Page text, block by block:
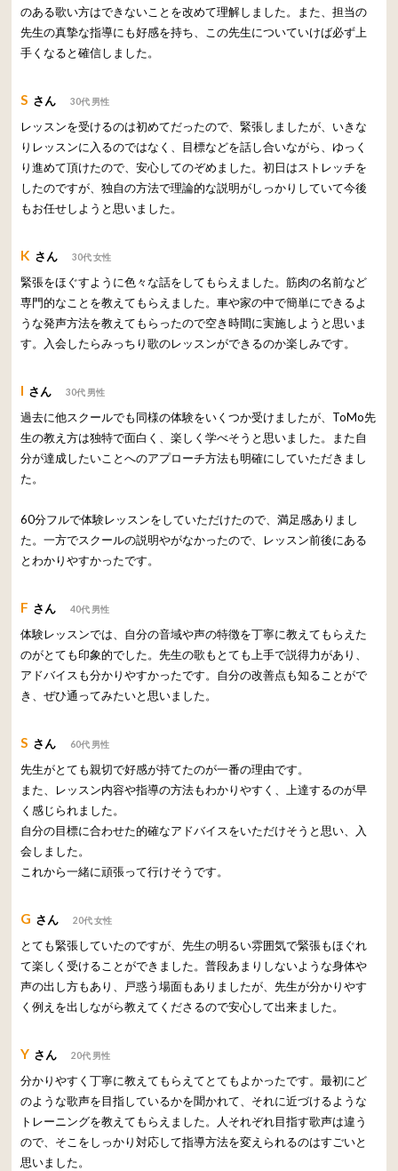
のある歌い方はできないことを改めて理解しました。また、担当の
先生の真摯な指導にも好感を持ち、この先生についていけば必ず上
手くなると確信しました。
S さん 30代 男性
レッスンを受けるのは初めてだったので、緊張しましたが、いきな
りレッスンに入るのではなく、目標などを話し合いながら、ゆっく
り進めて頂けたので、安心してのぞめました。初日はストレッチを
したのですが、独自の方法で理論的な説明がしっかりしていて今後
もお任せしようと思いました。
K さん 30代 女性
緊張をほぐすように色々な話をしてもらえました。筋肉の名前など
専門的なことを教えてもらえました。車や家の中で簡単にできるよ
うな発声方法を教えてもらったので空き時間に実施しようと思いま
す。入会したらみっちり歌のレッスンができるのか楽しみです。
I さん 30代 男性
過去に他スクールでも同様の体験をいくつか受けましたが、ToMo先
生の教え方は独特で面白く、楽しく学べそうと思いました。また自
分が達成したいことへのアプローチ方法も明確にしていただきまし
た。
60分フルで体験レッスンをしていただけたので、満足感ありまし
た。一方でスクールの説明やがなかったので、レッスン前後にある
とわかりやすかったです。
F さん 40代 男性
体験レッスンでは、自分の音域や声の特徴を丁寧に教えてもらえた
のがとても印象的でした。先生の歌もとても上手で説得力があり、
アドバイスも分かりやすかったです。自分の改善点も知ることがで
き、ぜひ通ってみたいと思いました。
S さん 60代 男性
先生がとても親切で好感が持てたのが一番の理由です。
また、レッスン内容や指導の方法もわかりやすく、上達するのが早
く感じられました。
自分の目標に合わせた的確なアドバイスをいただけそうと思い、入
会しました。
これから一緒に頑張って行けそうです。
G さん 20代 女性
とても緊張していたのですが、先生の明るい雰囲気で緊張もほぐれ
て楽しく受けることができました。普段あまりしないような身体や
声の出し方もあり、戸惑う場面もありましたが、先生が分かりやす
く例えを出しながら教えてくださるので安心して出来ました。
Y さん 20代 男性
分かりやすく丁寧に教えてもらえてとてもよかったです。最初にど
のような歌声を目指しているかを聞かれて、それに近づけるような
トレーニングを教えてもらえました。人それぞれ目指す歌声は違う
ので、そこをしっかり対応して指導方法を変えられるのはすごいと
思いました。